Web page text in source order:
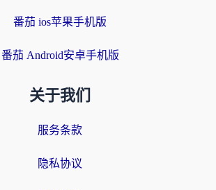
番茄 ios苹果手机版
番茄 Android安卓手机版
关于我们
服务条款
隐私协议